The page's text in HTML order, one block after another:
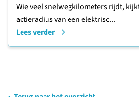
Wie veel snelwegkilometers rijdt,
actieradius van een elektrisc...
Lees verder